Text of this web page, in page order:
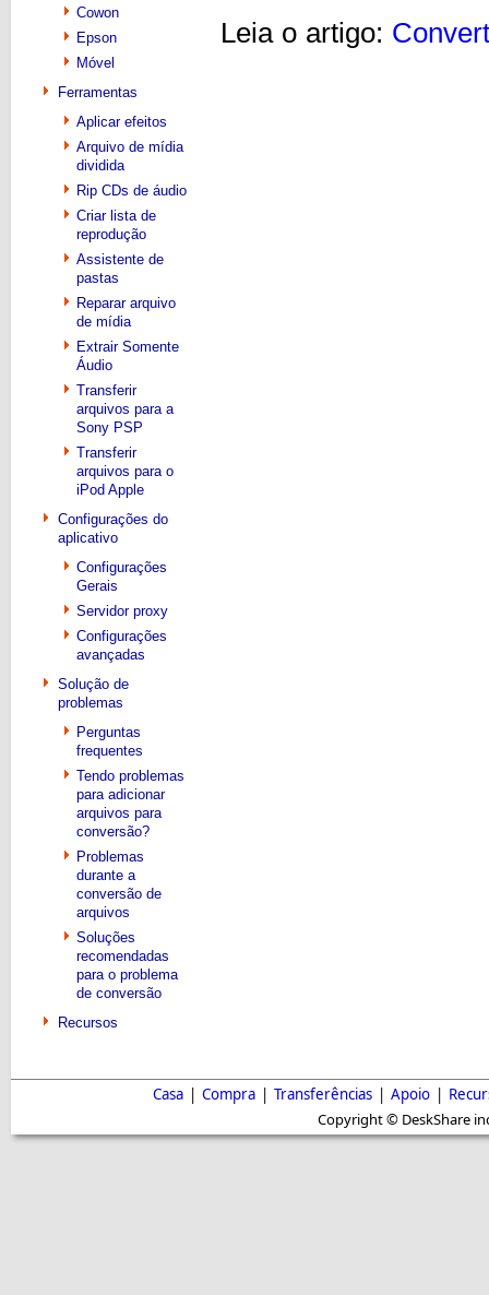
Cowon
Epson
Móvel
Ferramentas
Aplicar efeitos
Arquivo de mídia
dividida
Rip CDs de áudio
Criar lista de
reprodução
Assistente de
pastas
Reparar arquivo
de mídia
Extrair Somente
Áudio
Transferir
arquivos para a
Sony PSP
Transferir
arquivos para o
iPod Apple
Configurações do
aplicativo
Configurações
Gerais
Servidor proxy
Configurações
avançadas
Solução de
problemas
Perguntas
frequentes
Tendo problemas
para adicionar
arquivos para
conversão?
Problemas
durante a
conversão de
arquivos
Soluções
recomendadas
para o problema
de conversão
Recursos
Leia o artigo:
Casa | Compra | Transferências | Apoio |
Copyright © DeskShare